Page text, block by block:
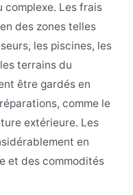
complexe. Les frais
des zones telles
les piscines, les
terrains du
être gardés en
comme le
extérieure. Les
en
et des commodités